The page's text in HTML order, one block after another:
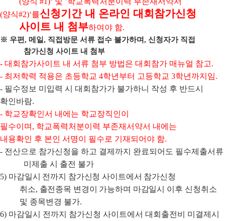
(양식#2)‘를신청기간 내 온라인 대회참가신청
사이트 내 첨부하여야 함.
※ 우편, 메일, 직접방문 서류 접수 불가하며, 신청자가 직접
참가신청 사이트 내 첨부
- 대회참가사이트 내 서류 첨부 방법은 대회참가 매뉴얼 참고.
- 최저학력 적용은 초등학교 4학년부터 고등학교 3학년까지임.
- 필수정보 미입력 시 대회참가가 불가하니 작성 후 반드시
확인바람.
- 학교장확인서 내에는 학교장직인이
필수이며 , 학교폭력처분이력 부존재서약서 내에는
내용확인 후 본인 서명이 필수로 기재되어야 함.
- 전산으로 참가신청을 하고 결제까지 완료되어도 필수제출서류
미제출 시 출전 불가
5) 마감일시 전까지 참가신청 사이트에서 참가신청
취소, 출전종목 변경이 가능하며 마감일시 이후 신청취소
및 종목변경 불가.
6) 마감일시 전까지 참가신청 사이트에서 대회출전비 미결제시